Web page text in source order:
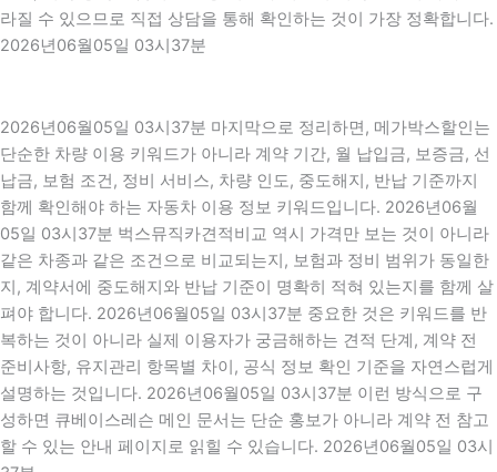
라질 수 있으므로 직접 상담을 통해 확인하는 것이 가장 정확합니다.
2026년06월05일 03시37분
2026년06월05일 03시37분 마지막으로 정리하면, 메가박스할인는
단순한 차량 이용 키워드가 아니라 계약 기간, 월 납입금, 보증금, 선
납금, 보험 조건, 정비 서비스, 차량 인도, 중도해지, 반납 기준까지
함께 확인해야 하는 자동차 이용 정보 키워드입니다. 2026년06월
05일 03시37분 벅스뮤직카견적비교 역시 가격만 보는 것이 아니라
같은 차종과 같은 조건으로 비교되는지, 보험과 정비 범위가 동일한
지, 계약서에 중도해지와 반납 기준이 명확히 적혀 있는지를 함께 살
펴야 합니다. 2026년06월05일 03시37분 중요한 것은 키워드를 반
복하는 것이 아니라 실제 이용자가 궁금해하는 견적 단계, 계약 전
준비사항, 유지관리 항목별 차이, 공식 정보 확인 기준을 자연스럽게
설명하는 것입니다. 2026년06월05일 03시37분 이런 방식으로 구
성하면 큐베이스레슨 메인 문서는 단순 홍보가 아니라 계약 전 참고
할 수 있는 안내 페이지로 읽힐 수 있습니다. 2026년06월05일 03시